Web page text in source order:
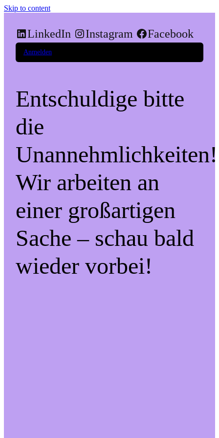
Skip to content
LinkedIn Instagram Facebook
Anmelden
Entschuldige bitte
die
Unannehmlichkeiten!
Wir arbeiten an
einer großartigen
Sache – schau bald
wieder vorbei!